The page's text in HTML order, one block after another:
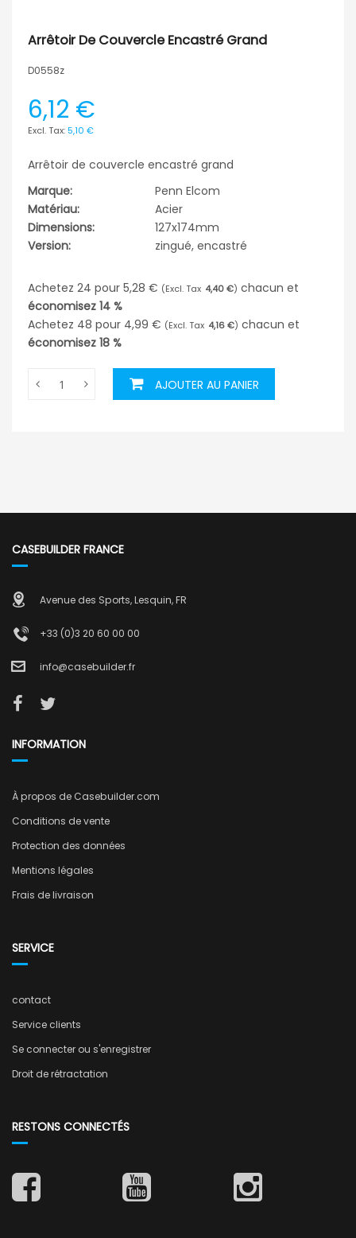
Arrêtoir De Couvercle Encastré Grand
D0558z
6,12 €
5,10 €
Arrêtoir de couvercle encastré grand
Marque:
Penn Elcom
Matériau:
Acier
Dimensions:
127x174mm
Version:
zingué, encastré
Achetez 24 pour 5,28 € 4,40 € chacun et
économisez 14 %
Achetez 48 pour 4,99 € 4,16 € chacun et
économisez 18 %
AJOUTER AU PANIER
CASEBUILDER FRANCE
Avenue des Sports, Lesquin, FR
+33 (0)3 20 60 00 00
info@casebuilder.fr
INFORMATION
À propos de Casebuilder.com
Conditions de vente
Protection des données
Mentions légales
Frais de livraison
SERVICE
contact
Service clients
Se connecter ou s'enregistrer
Droit de rétractation
RESTONS CONNECTÉS